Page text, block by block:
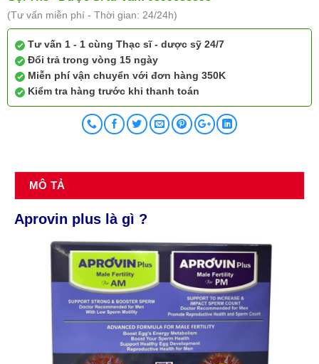
(Tư vấn miễn phí - Thời gian: 24/24h)
Tư vấn 1 - 1 cùng Thạc sĩ - dược sỹ 24/7
Đổi trả trong vòng 15 ngày
Miễn phí vận chuyển với đơn hàng 350K
Kiểm tra hàng trước khi thanh toán
MÔ TẢ
Aprovin plus là gì ?